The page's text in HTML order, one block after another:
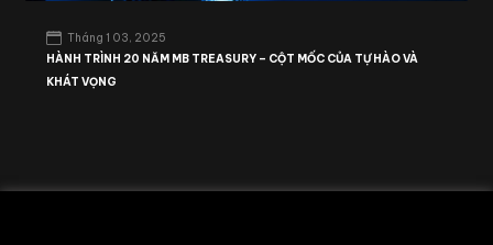
Tháng 1 03, 2025
HÀNH TRÌNH 20 NĂM MB TREASURY – CỘT MỐC CỦA TỰ HÀO VÀ
KHÁT VỌNG